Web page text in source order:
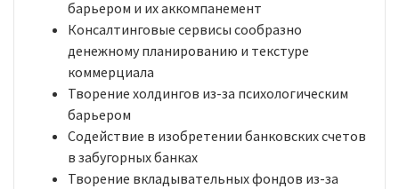
барьером и их аккомпанемент
Консалтинговые сервисы сообразно
денежному планированию и текстуре
коммерциала
Творение холдингов из-за психологическим
барьером
Содействие в изобретении банковских счетов
в забугорных банках
Творение вкладывательных фондов из-за